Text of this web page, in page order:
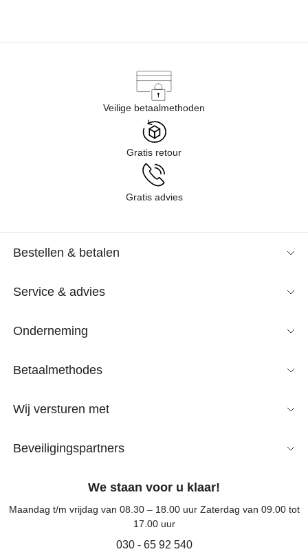
Veilige betaalmethoden
Gratis retour
Gratis advies
Bestellen & betalen
Service & advies
Onderneming
Betaalmethodes
Wij versturen met
Beveiligingspartners
We staan voor u klaar!
Maandag t/m vrijdag van 08.30 – 18.00 uur Zaterdag van 09.00 tot
17.00 uur
030 - 65 92 540